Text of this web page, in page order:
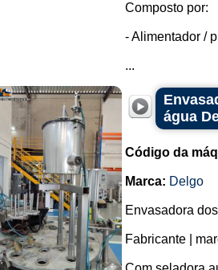
Composto por:
- Alimentador /
...
água
Código da
Marca: Delgo
Envasadora
Fabricante |